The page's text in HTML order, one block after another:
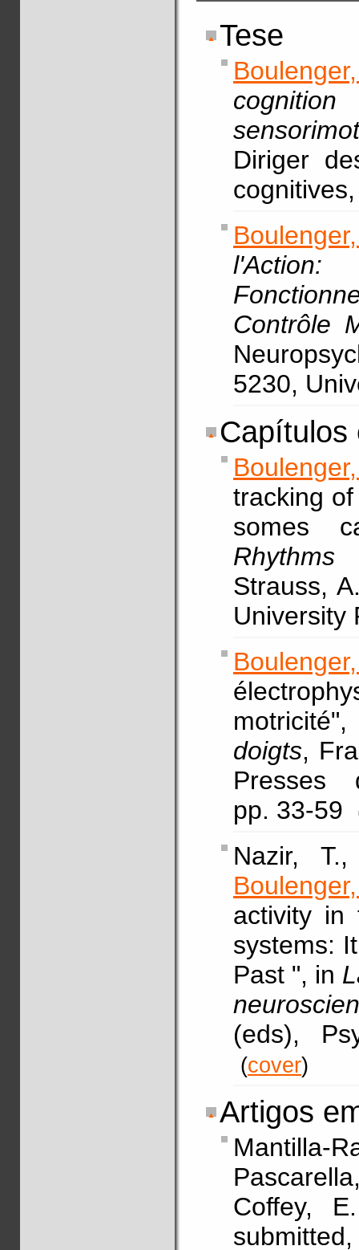
Tese
Diriger
Contrôle
5230,
Capítulos
tracking
somes
Strauss,
University
doigts,
Presses
pp. 33-59
Nazir,
activity in
systems:
Past ", in
(eds),
(cover)
Artigos
Mantilla-
Coffey,